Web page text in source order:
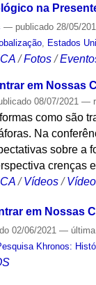
na
— publicado 28/05/
Estados
/Fotos /
em Nossas
08/07/2021—
como são
Na
sobre a
crenças
/Vídeos /
em Nossas
02/06/2021—
Khronos: